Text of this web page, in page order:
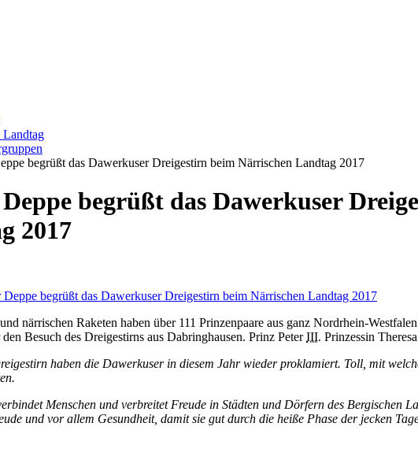
Landtag
begrüßt das Dawerkuser Dreigestirn beim Närrischen Landtag 2017
begrüßt das Dawerkuser
2017
närrischen Raketen haben über 111 Prinzenpaare aus ganz Nordrhein-
Besuch des Dreigestirns aus Dabringhausen. Prinz PeterIII. Prinzessin
haben die Dawerkuser in diesem Jahr wieder proklamiert. Toll, mit
Menschen und verbreitet Freude in Städten und Dörfern des Bergischen
und vor allem Gesundheit, damit sie gut durch die heiße Phase der jecken